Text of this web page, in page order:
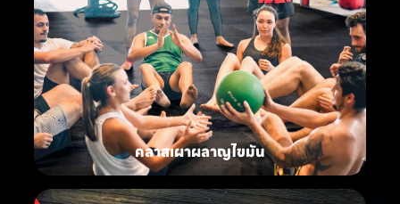
คลาสเผาผลาญไขมัน